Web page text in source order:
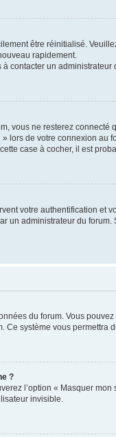
être réinitialisé.
rapidement.
contacter un administrateur
vous ne resterez
lors de votre connexion
case à cocher, il est
votre authentification et
un administrateur du
du forum. Vous
système vous permettra
?
l’option « Masquer
invisible.